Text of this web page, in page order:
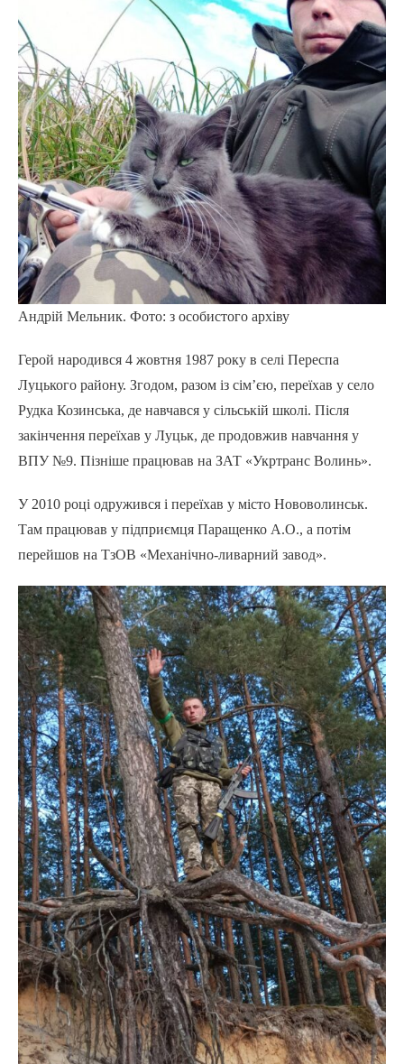
Андрій Мельник. Фото: з особистого архіву
Герой народився 4 жовтня 1987 року в селі Переспа
Луцького району. Згодом, разом із сім’єю, переїхав у село
Рудка Козинська, де навчався у сільській школі. Після
закінчення переїхав у Луцьк, де продовжив навчання у
ВПУ №9. Пізніше працював на ЗАТ «Укртранс Волинь».
У 2010 році одружився і переїхав у місто Нововолинськ.
Там працював у підприємця Паращенко А.О., а потім
перейшов на ТзОВ «Механічно-ливарний завод».